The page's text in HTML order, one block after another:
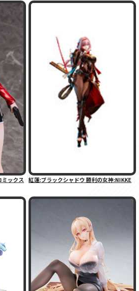
ミックス
紅蓮:ブラックシャドウ 勝利の女神:NIKKE